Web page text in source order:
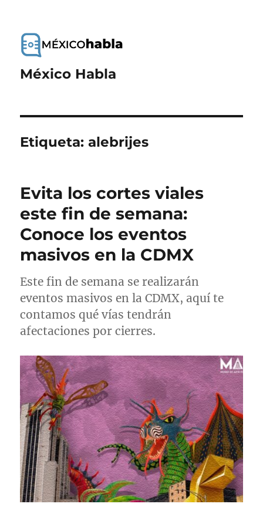
México Habla
Etiqueta:alebrijes
Evita los cortes viales
este fin de semana:
Conoce los eventos
masivos en la CDMX
Este fin de semana se realizarán
eventos masivos en la CDMX, aquí te
contamos qué vías tendrán
afectaciones por cierres.